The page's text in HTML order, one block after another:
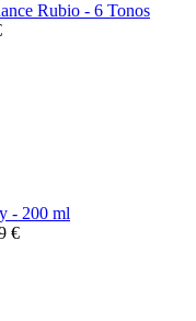
Rubio - 6 Tonos
- 200 ml
€